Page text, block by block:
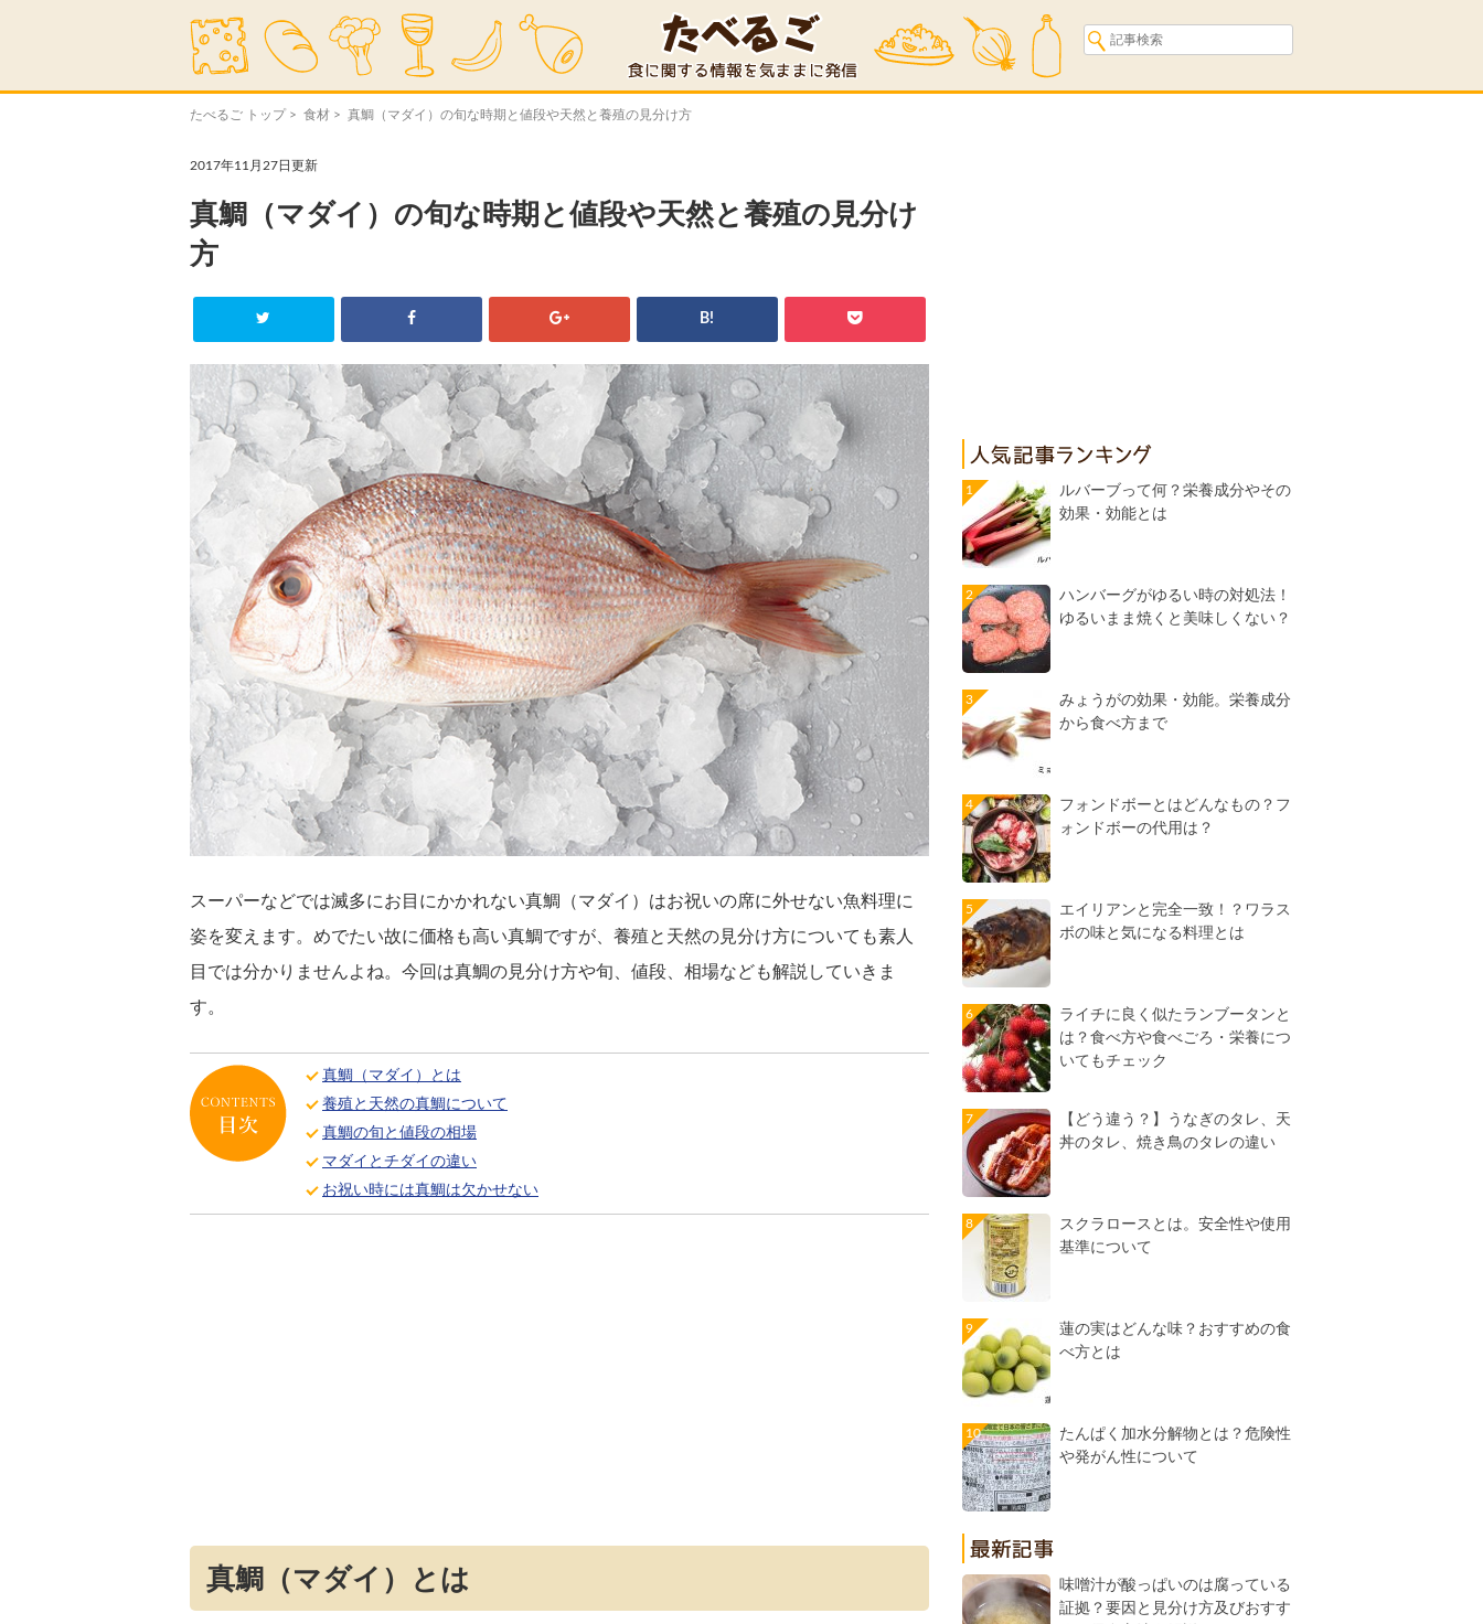
たべるご トップ> 食材 > 真鯛（マダイ）の旬な時期と値段や天然と養殖の見分け方
2017年11月27日更新
真鯛（マダイ）の旬な時期と値段や天然と養殖の見分け
方
B!
スーパーなどでは滅多にお目にかかれない真鯛（マダイ）はお祝いの席に外せない魚料理に
姿を変えます。めでたい故に価格も高い真鯛ですが、養殖と天然の見分け方についても素人
目では分かりませんよね。今回は真鯛の見分け方や旬、値段、相場なども解説していきま
す。
真鯛（マダイ）とは
養殖と天然の真鯛について
真鯛の旬と値段の相場
マダイとチダイの違い
お祝い時には真鯛は欠かせない
真鯛（マダイ）とは
ルバーブって何？栄養成分やその
効果・効能とは
ハンバーグがゆるい時の対処法！
ゆるいまま焼くと美味しくない？
みょうがの効果・効能。栄養成分
から食べ方まで
フォンドボーとはどんなもの？フ
ォンドボーの代用は？
エイリアンと完全一致！？ワラス
ボの味と気になる料理とは
ライチに良く似たランブータンと
は？食べ方や食べごろ・栄養につ
いてもチェック
【どう違う？】うなぎのタレ、天
丼のタレ、焼き鳥のタレの違い
スクラロースとは。安全性や使用
基準について
蓮の実はどんな味？おすすめの食
べ方とは
たんぱく加水分解物とは？危険性
や発がん性について
味噌汁が酸っぱいのは腐っている
証拠？要因と見分け方及びおすす